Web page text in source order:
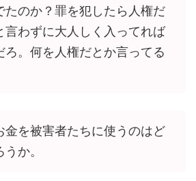
たのか？罪を犯したら人権だ
言わずに大人しく入ってれば
ろ。何を人権だとか言ってる
金を被害者たちに使うのはど
か。